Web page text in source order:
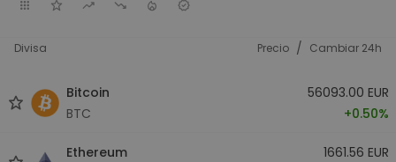
Divisa Precio / Cambiar 24h
Bitcoin
BTC
56093.00 EUR
+0.50%
Ethereum
1661.56 EUR